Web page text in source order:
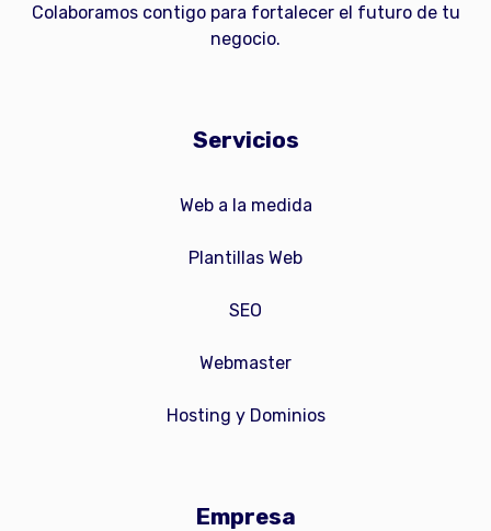
Colaboramos contigo para fortalecer el futuro de tu
negocio.
Servicios
Web a la medida
Plantillas Web
SEO
Webmaster
Hosting y Dominios
Empresa